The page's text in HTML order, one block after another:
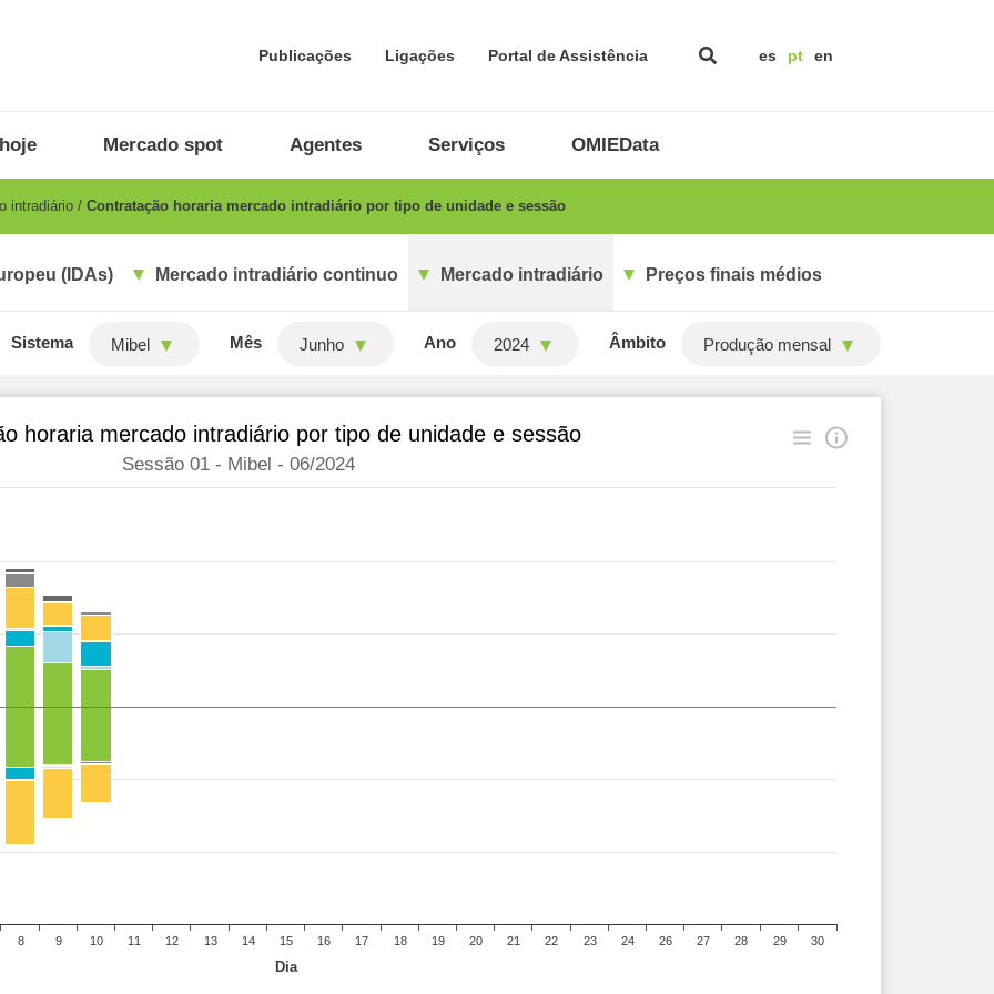
Publicações Ligações Portal de Assistência es pt en
Mercado spot Agentes Serviços OMIEData
intradiário Contratação horaria mercado intradiário por tipo de unidade e sessão
(IDAs) Mercado intradiário continuo Mercado intradiário Preços finais médios
Sistema Mibel Mês Junho Ano 2024 Âmbito Produção mensal
Dia
horaria mercado intradiário por tipo de unidade e sessão
Sessão 01 - Mibel - 06/2024
8 9 10 11 12 13 14 15 16 17 18 19 20 21 22 23 24 26 27 28 29 30